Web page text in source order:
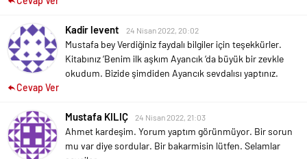
Kadir levent 24 Nisan 2022, 20:02
Mustafa beyVerdiğiniz faydalı bilgiler için teşekkürler.
Kitabınız ‘Benim ilk aşkım Ayancık ‘da büyük bir zevkle
okudum. Bizide şimdiden Ayancık sevdalısı yaptınız.
Cevap Ver
Mustafa KILIÇ 24 Nisan 2022, 21:03
Ahmet kardeşim. Yorum yaptım görünmüyor. Bir sorun
mu var diye sordular. Bir bakarmisin lütfen. Selamlar